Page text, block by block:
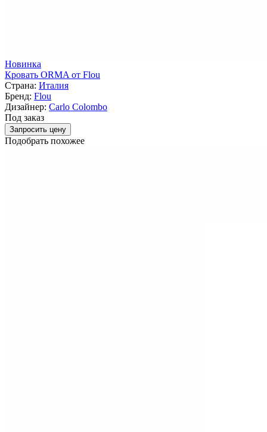
Новинка
Кровать ORMA от Flou
Страна: Италия
Бренд: Flou
Дизайнер: Carlo Colombo
Под заказ
Запросить цену
Подобрать похожее